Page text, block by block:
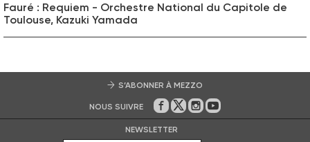
Fauré : Requiem - Orchestre National du Capitole de
Toulouse, Kazuki Yamada
S’ABONNER À MEZZO
NOUS SUIVRE Sur Facebook
Sur Twitter
Sur Instagram
Sur Youtube
NEWSLETTER